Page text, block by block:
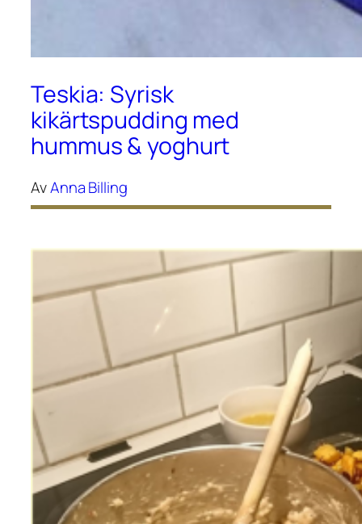
Teskia: Syrisk
kikärtspudding med
hummus & yoghurt
AvAnna Billing